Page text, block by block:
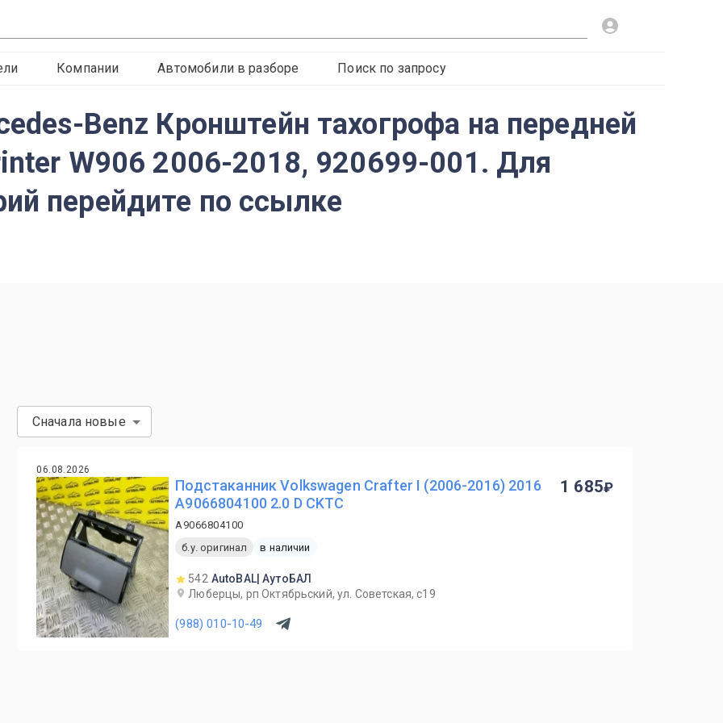
Компании Автомобили в разборе Поиск по запросу
Benz Кронштейн тахогрофа на передней
W906 2006-2018, 920699-001. Для
перейдите по ссылке
Сначала новые
06.08.2026
Подстаканник Volkswagen Crafter I (2006-2016) 2016
A9066804100 2.0 D CKTC
A9066804100
б.у. оригинал
в наличии
542 AutoBAL| АутоБАЛ
Люберцы, рп Октябрьский, ул. Советская, с19
(988) 010-10-49
1 685